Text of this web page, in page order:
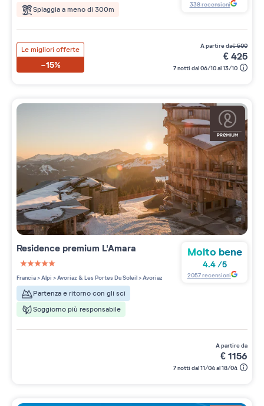
Spiaggia a meno di 300m
338recensioni
Le migliori offerte
-15%
a partire da€500
€425
7 notti dal 06/10 al 13/10
Residence premium L'Amara
5 étoiles sur 5
Francia>Alpi >Avoriaz & Les Portes Du Soleil>Avoriaz
Partenza e ritorno con gli sci
Soggiorno più responsabile
Molto bene
4.4/5
2057recensioni
a partire da
€1156
7 notti dal 11/04 al 18/04